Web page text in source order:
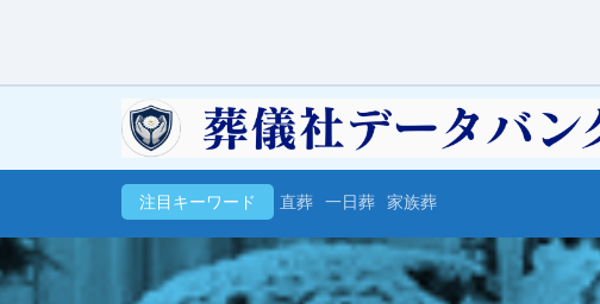
注目キーワード 直葬 一日葬 家族葬